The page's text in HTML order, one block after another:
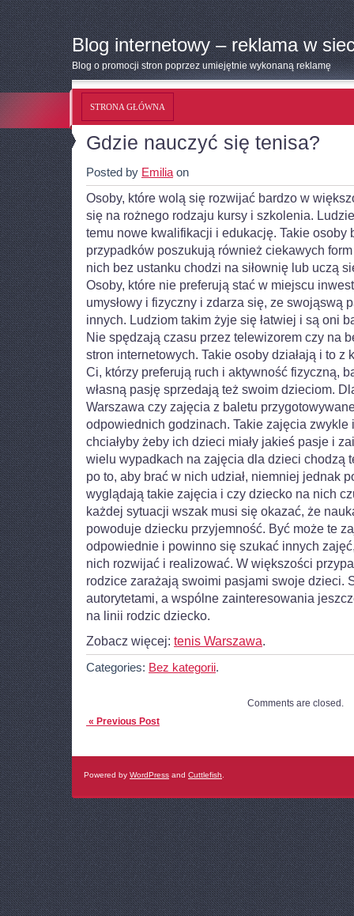
Blog internetowy – reklama w
Blog o promocji stron poprzez umiejętnie wykonaną reklamę
STRONA GŁÓWNA
Gdzie nauczyć się tenisa?
Posted by Emilia on
Osoby, które wolą się rozwijać bardzo w
się na rożnego rodzaju kursy i szkolenia.
temu nowe kwalifikacji i edukację. Takie osoby
przypadków poszukują również ciekawych
nich bez ustanku chodzi na siłownię lub uczą
Osoby, które nie preferują stać w miejscu
umysłowy i fizyczny i zdarza się, ze swojąswą
innych. Ludziom takim żyje się łatwiej i są oni
Nie spędzają czasu przez telewizorem czy na
stron internetowych. Takie osoby działają i to z
Ci, którzy preferują ruch i aktywność fizyczną,
własną pasję sprzedają też swoim dzieciom.
Warszawa czy zajęcia z baletu
odpowiednich godzinach. Takie zajęcia zwykle
chciałyby żeby ich dzieci miały jakieś pasje i
wielu wypadkach na zajęcia dla dzieci chodzą
po to, aby brać w nich udział, niemniej jednak
wyglądają takie zajęcia i czy dziecko na nich
każdej sytuacji wszak musi się okazać, że
powoduje dziecku przyjemność. Być może te
odpowiednie i powinno się szukać innych
nich rozwijać i realizować. W większości
rodzice zarażają swoimi pasjami swoje dzieci.
autorytetami, a wspólne zainteresowania
na linii rodzic dziecko.
Zobacz więcej: tenis Warszawa.
Categories: Bez kategorii.
Comments are closed.
« Previous Post
Powered by WordPress and Cuttlefish